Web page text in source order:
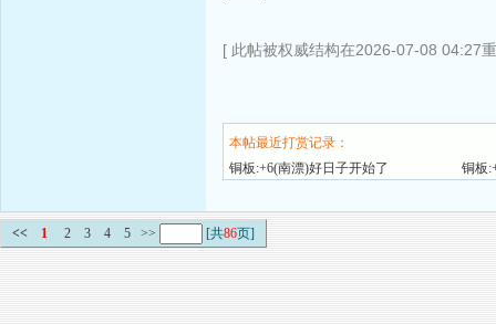
[ 此帖被权威结构在2026-07-08 04:27
本帖最近打赏记录：
铜板:+6(南漂)好日子开始了
铜板
<< 1 2 3 4 5 >> [共86页]